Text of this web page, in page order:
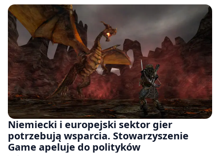
Niemiecki i europejski sektor gier
potrzebują wsparcia. Stowarzyszenie
Game apeluje do polityków